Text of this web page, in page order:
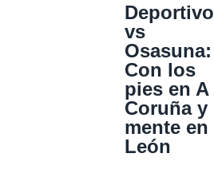
Deportivo
vs
Osasuna:
Con los
pies en A
Coruña y
mente en
León